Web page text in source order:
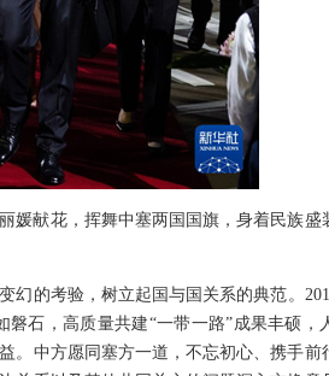
媛献花，挥舞中塞两国国旗，身着民族盛
幻的考验，树立起国与国关系的典范。
石，高质量共建“一带一路”成果丰硕，
。中方愿同塞方一道，不忘初心、携手前